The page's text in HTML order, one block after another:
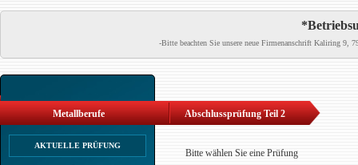
-Bitte beachten Sie unsere neue Firmenanschrift Kaliring 9,
Metallberufe
AKTUELLE PRÜFUNG
Abschlussprüfung Teil 2
Bitte wählen Sie eine Prüfung